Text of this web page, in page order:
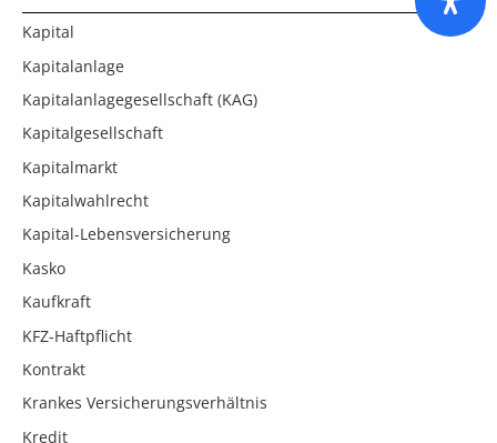
Kapital
Kapitalanlage
Kapitalanlagegesellschaft (KAG)
Kapitalgesellschaft
Kapitalmarkt
Kapitalwahlrecht
Kapital-Lebensversicherung
Kasko
Kaufkraft
KFZ-Haftpflicht
Kontrakt
Krankes Versicherungsverhältnis
Kredit